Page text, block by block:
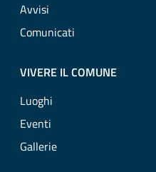
Avvisi
Comunicati
VIVERE IL COMUNE
Luoghi
Eventi
Gallerie